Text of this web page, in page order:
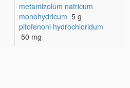
metamizolum natricum
monohydricum 5 g
pitofenoni hydrochloridum
50 mg